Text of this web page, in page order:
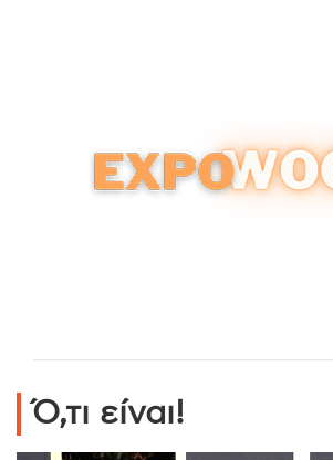
Ό,τι είναι!